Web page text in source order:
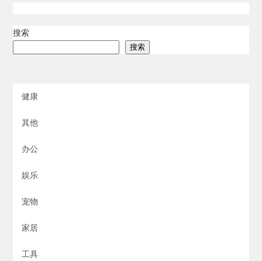
搜索
搜索
健康
其他
办公
娱乐
宠物
家居
工具